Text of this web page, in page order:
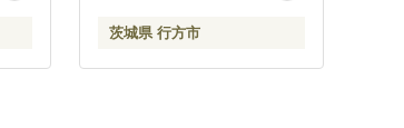
茨城県 行方市